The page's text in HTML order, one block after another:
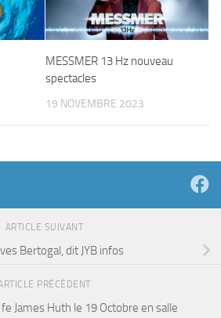
MESSMER 13 Hz nouveau
spectacles
19 NOVEMBRE 2023
ARTICLE SUIVANT
Bertogal, dit JYB infos
PRÉCÉDENT
James Huth le 19 Octobre en salle